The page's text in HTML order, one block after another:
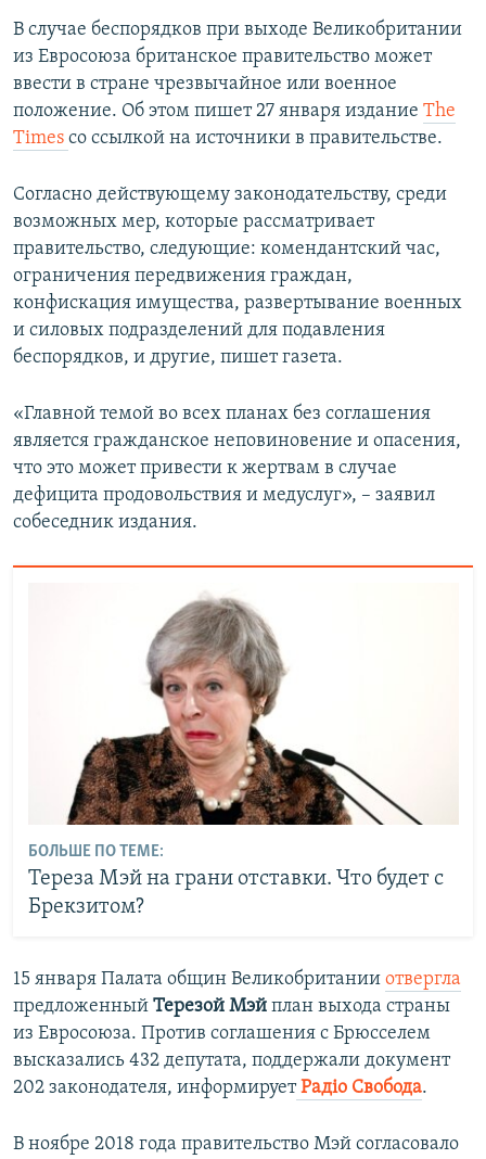
В случае беспорядков при выходе Великобритании
из Евросоюза британское правительство может
ввести в стране чрезвычайное или военное
положение. Об этом пишет 27 января издание The
Times со ссылкой на источники в правительстве.
Согласно действующему законодательству, среди
возможных мер, которые рассматривает
правительство, следующие: комендантский час,
ограничения передвижения граждан,
конфискация имущества, развертывание военных
и силовых подразделений для подавления
беспорядков, и другие, пишет газета.
«Главной темой во всех планах без соглашения
является гражданское неповиновение и опасения,
что это может привести к жертвам в случае
дефицита продовольствия и медуслуг», – заявил
собеседник издания.
БОЛЬШЕ ПО ТЕМЕ:
Тереза Мэй на грани отставки. Что будет с
Брекзитом?
15 января Палата общин Великобритании отвергла
предложенный Терезой Мэй план выхода страны
из Евросоюза. Против соглашения с Брюсселем
высказались 432 депутата, поддержали документ
202 законодателя, информируетРадiо Свобода.
В ноябре 2018 года правительство Мэй согласовало